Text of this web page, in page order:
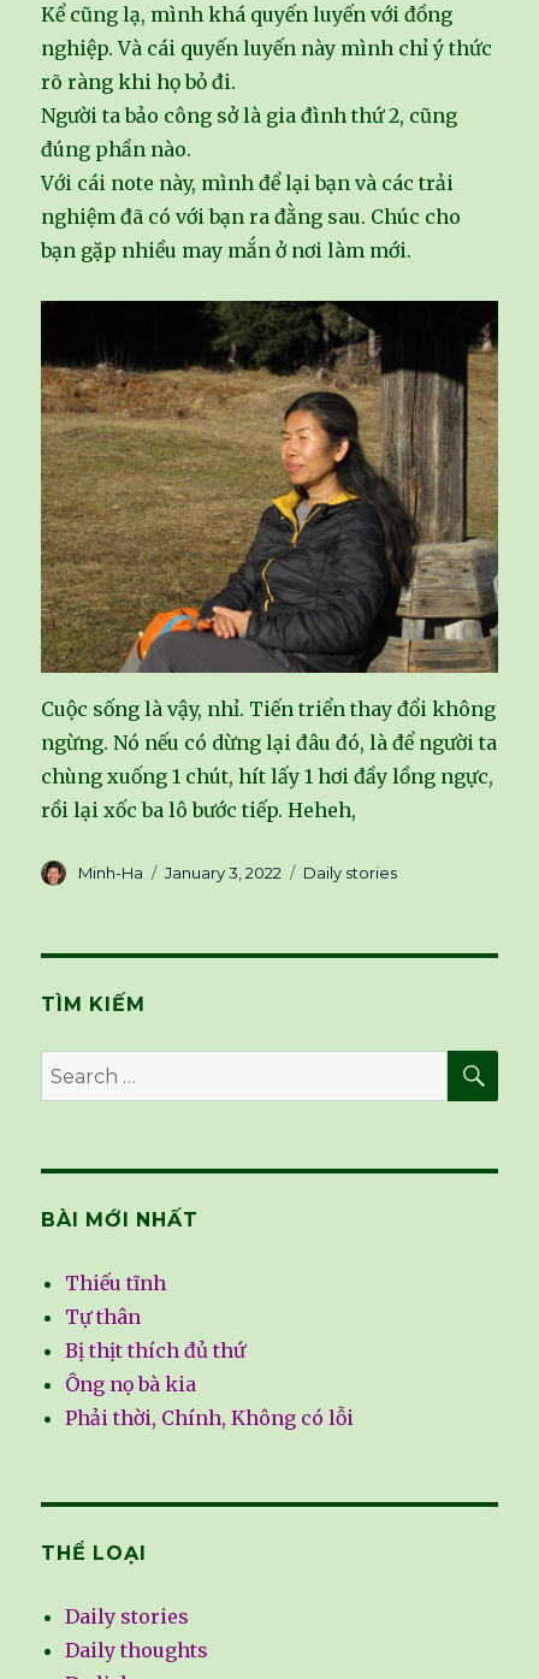
Kể cũng lạ, mình khá quyến luyến với đồng
nghiệp. Và cái quyến luyến này mình chỉ ý thức
rõ ràng khi họ bỏ đi.
Người ta bảo công sở là gia đình thứ 2, cũng
đúng phần nào.
Với cái note này, mình để lại bạn và các trải
nghiệm đã có với bạn ra đằng sau. Chúc cho
bạn gặp nhiều may mắn ở nơi làm mới.
Cuộc sống là vậy, nhỉ. Tiến triển thay đổi không
ngừng. Nó nếu có dừng lại đâu đó, là để người ta
chùng xuống 1 chút, hít lấy 1 hơi đầy lồng ngực,
rồi lại xốc ba lô bước tiếp. Heheh,
Author
Minh-Ha
Posted
January 3, 2022 Categories
Daily stories
TÌM KIẾM
Search
for:
BÀI MỚI NHẤT
Thiếu tĩnh
Tự thân
Bị thịt thích đủ thứ
Ông nọ bà kia
Phải thời, Chính, Không có lỗi
THỂ LOẠI
Daily stories
Daily thoughts